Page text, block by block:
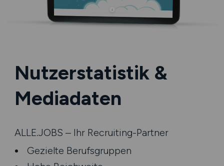
Nutzerstatistik &
Mediadaten
ALLE.JOBS – Ihr Recruiting-Partner
Gezielte Berufsgruppen